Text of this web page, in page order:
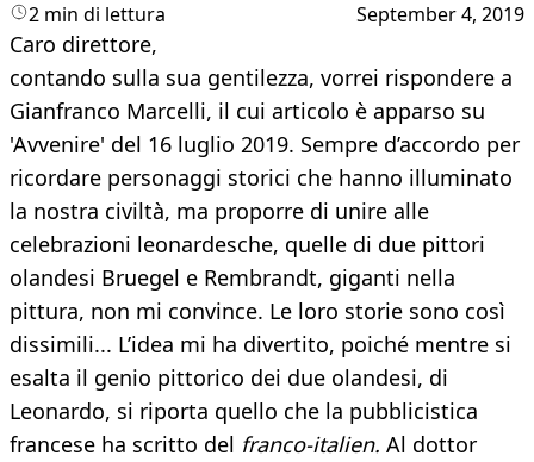
2 min di lettura September 4, 2019
Caro direttore,
contando sulla sua gentilezza, vorrei rispondere a
Gianfranco Marcelli, il cui articolo è apparso su
'Avvenire' del 16 luglio 2019. Sempre d’accordo per
ricordare personaggi storici che hanno illuminato
la nostra civiltà, ma proporre di unire alle
celebrazioni leonardesche, quelle di due pittori
olandesi Bruegel e Rembrandt, giganti nella
pittura, non mi convince. Le loro storie sono così
dissimili... L’idea mi ha divertito, poiché mentre si
esalta il genio pittorico dei due olandesi, di
Leonardo, si riporta quello che la pubblicistica
francese ha scritto del franco-italien. Al dottor